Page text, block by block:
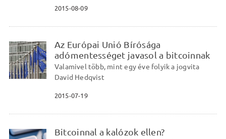
2015-08-09
Az Európai Unió Bírósága
adómentességet javasol a bitcoinnak
Valamivel több, mint egy éve folyik a jogvita
David Hedqvist
2015-07-19
Bitcoinnal a kalózok ellen?